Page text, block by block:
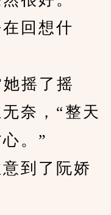
回想什
摇了摇
奈，“整天
。”
到了阮娇